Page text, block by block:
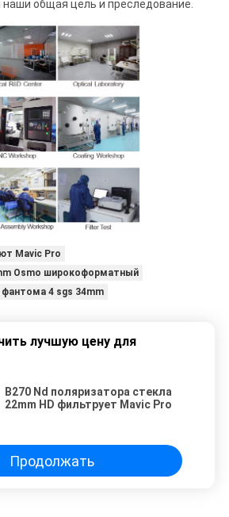
общая цель и преследование.
Mavic Pro
Osmo широкоформатный
4 sgs 34mm
лучшую цену для
B270 Nd поляризатора стекла
22mm HD фильтрует Mavic Pro
Продолжать